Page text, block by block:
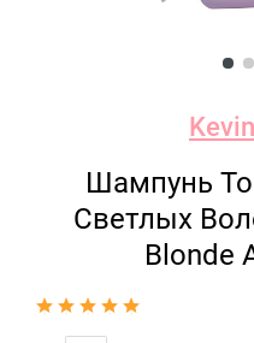
Шампунь
Светлых
Blonde